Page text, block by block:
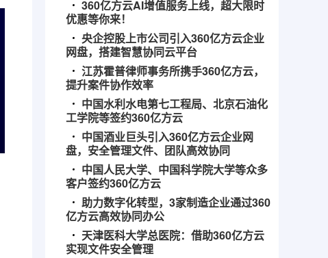
360亿方云AI增值服务上线，超大限时
优惠等你来！
央企控股上市公司引入360亿方云企业
网盘，搭建智慧协同云平台
江苏霍普律师事务所携手360亿方云，
提升案件协作效率
中国水利水电第七工程局、北京石油化
工学院等签约360亿方云
中国酒业巨头引入360亿方云企业网
盘，安全管理文件、团队高效协同
中国人民大学、中国科学院大学等众多
客户签约360亿方云
助力数字化转型，3家制造企业通过360
亿方云高效协同办公
天津医科大学总医院：借助360亿方云
实现文件安全管理